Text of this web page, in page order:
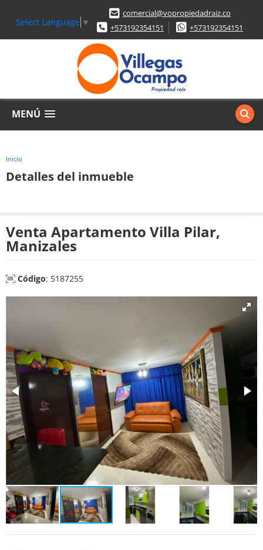
Select Language ▼
comercial@vopropiedadraiz.co
+573192354151
+573192354151
MENÚ
Inicio
Detalles del inmueble
Venta Apartamento Villa Pilar,
Manizales
Código: 5187255